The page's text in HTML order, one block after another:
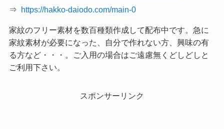
⇒ https://hakko-daiodo.com/main-0
家紋のフリー素材を数百種類作成して配布中です。急に
家紋素材が必要になった、自分で作れない方、興味の有
る方など・・・。ご入用の場合はご遠慮無くどしどしと
ご利用下さい。
スポンサーリンク